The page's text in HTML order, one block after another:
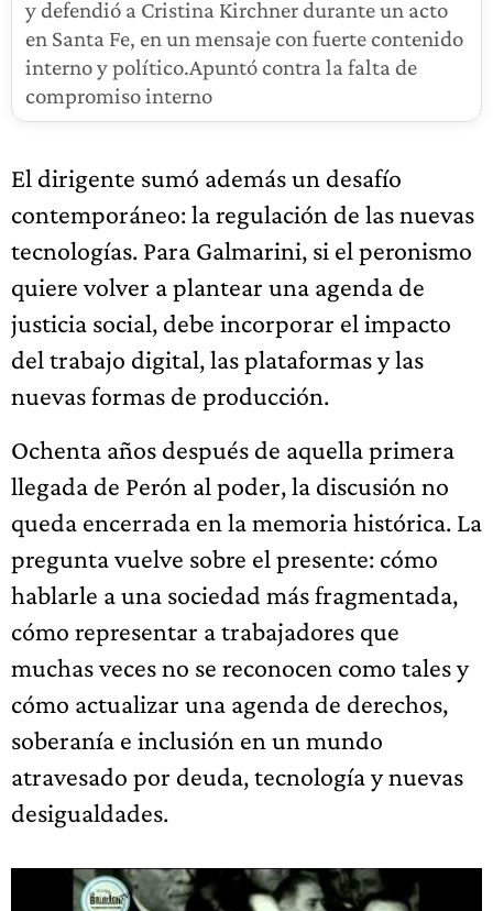
y defendió a Cristina Kirchner durante un acto
en Santa Fe, en un mensaje con fuerte contenido
interno y político.Apuntó contra la falta de
compromiso interno
El dirigente sumó además un desafío
contemporáneo: la regulación de las nuevas
tecnologías. Para Galmarini, si el peronismo
quiere volver a plantear una agenda de
justicia social, debe incorporar el impacto
del trabajo digital, las plataformas y las
nuevas formas de producción.
Ochenta años después de aquella primera
llegada de Perón al poder, la discusión no
queda encerrada en la memoria histórica. La
pregunta vuelve sobre el presente: cómo
hablarle a una sociedad más fragmentada,
cómo representar a trabajadores que
muchas veces no se reconocen como tales y
cómo actualizar una agenda de derechos,
soberanía e inclusión en un mundo
atravesado por deuda, tecnología y nuevas
desigualdades.